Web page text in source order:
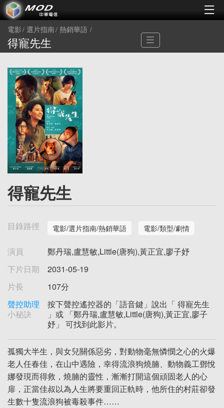
電影 選片指南 熱銷華語
得寵先生
得寵先生
目錄路徑 電影/選片指南/熱銷華語 電影/類型/劇情
演員
鄭丹瑞,盧慧敏,Little(唐狗),黃正宜,廖子妤
下片日期
2031-05-19
片長
107分
聲控助理
小秘訣
按下聲控遙控器的「語音鍵」說出「 得寵先生
」或 「鄭丹瑞,盧慧敏,Little(唐狗),黃正宜,廖子
妤」 可找到此影片。
孤獨大半生，與女兒關係惡劣，對動物毫無憐憫之心的火爆
老人任春佳，在山中遇險，幸得流浪狗燒腩、動物義工鄧悅
娜發現而得救，燒腩的靈性，漸漸打開這個頑固老人的心
扉，正當佳叔以為人生將要重回正軌時，他所住的村莊卻發
生數十隻流浪狗被毒殺事件……